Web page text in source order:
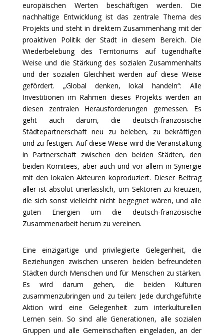
europäischen Werten beschäftigen werden. Die
nachhaltige Entwicklung ist das zentrale Thema des
Projekts und steht in direktem Zusammenhang mit der
proaktiven Politik der Stadt in diesem Bereich. Die
Wiederbelebung des Territoriums auf tugendhafte
Weise und die Stärkung des sozialen Zusammenhalts
und der sozialen Gleichheit werden auf diese Weise
gefördert. „Global denken, lokal handeln“: Alle
Investitionen im Rahmen dieses Projekts werden an
diesen zentralen Herausforderungen gemessen. Es
geht auch darum, die deutsch-französische
Städtepartnerschaft neu zu beleben, zu bekräftigen
und zu festigen. Auf diese Weise wird die Veranstaltung
in Partnerschaft zwischen den beiden Städten, den
beiden Komitees, aber auch und vor allem in Synergie
mit den lokalen Akteuren koproduziert. Dieser Beitrag
aller ist absolut unerlässlich, um Sektoren zu kreuzen,
die sich sonst vielleicht nicht begegnet wären, und alle
guten Energien um die deutsch-französische
Zusammenarbeit herum zu vereinen.
Eine einzigartige und privilegierte Gelegenheit, die
Beziehungen zwischen unseren beiden befreundeten
Städten durch Menschen und für Menschen zu stärken.
Es wird darum gehen, die beiden Kulturen
zusammenzubringen und zu teilen: Jede durchgeführte
Aktion wird eine Gelegenheit zum interkulturellen
Lernen sein. So sind alle Generationen, alle sozialen
Gruppen und alle Gemeinschaften eingeladen, an der